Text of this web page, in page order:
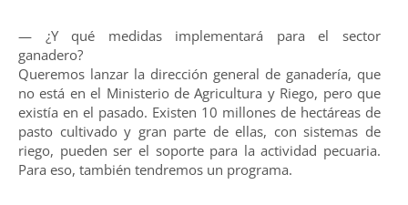
— ¿Y qué medidas implementará para el sector
ganadero?
Queremos lanzar la dirección general de ganadería, que
no está en el Ministerio de Agricultura y Riego, pero que
existía en el pasado. Existen 10 millones de hectáreas de
pasto cultivado y gran parte de ellas, con sistemas de
riego, pueden ser el soporte para la actividad pecuaria.
Para eso, también tendremos un programa.